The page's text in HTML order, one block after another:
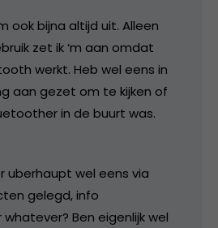
ook bijna altijd uit. Alleen
zet ik ‘m aan omdat
werkt. Heb wel eens in
aan gezet om te kijken of
in de buurt was.
uberhaupt wel eens via
gelegd, info
Ben eigenlijk wel